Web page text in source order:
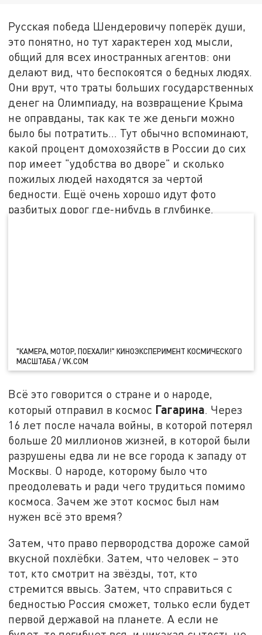
Русская победа Шендеровичу поперёк души,
это понятно, но тут характерен ход мысли,
общий для всех иностранных агентов: они
делают вид, что беспокоятся о бедных людях.
Они врут, что траты больших государственных
денег на Олимпиаду, на возвращение Крыма
не оправданы, так как те же деньги можно
было бы потратить… Тут обычно вспоминают,
какой процент домохозяйств в России до сих
пор имеет "удобства во дворе" и сколько
пожилых людей находятся за чертой
бедности. Ещё очень хорошо идут фото
разбитых дорог где-нибудь в глубинке.
"КАМЕРА, МОТОР, ПОЕХАЛИ!" КИНОЭКСПЕРИМЕНТ КОСМИЧЕСКОГО
МАСШТАБА / VK.COM
Всё это говорится о стране и о народе,
который отправил в космос Гагарина. Через
16 лет после начала войны, в которой потерял
больше 20 миллионов жизней, в которой были
разрушены едва ли не все города к западу от
Москвы. О народе, которому было что
преодолевать и ради чего трудиться помимо
космоса. Зачем же этот космос был нам
нужен всё это время?
Затем, что право первородства дороже самой
вкусной похлёбки. Затем, что человек – это
тот, кто смотрит на звёзды, тот, кто
стремится ввысь. Затем, что справиться с
бедностью Россия сможет, только если будет
первой державой на планете. А если не